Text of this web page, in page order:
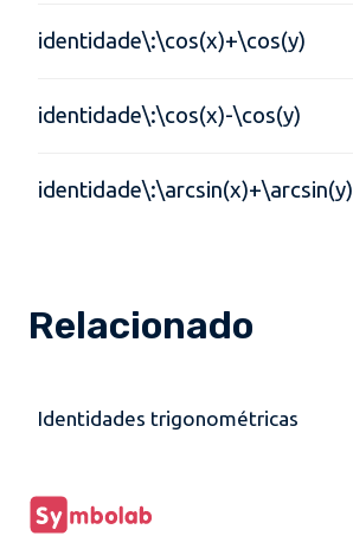
identidade\:\cos(x)+\cos(y)
identidade\:\cos(x)-\cos(y)
identidade\:\arcsin(x)+\arcsin(y)
Relacionado
Identidades trigonométricas